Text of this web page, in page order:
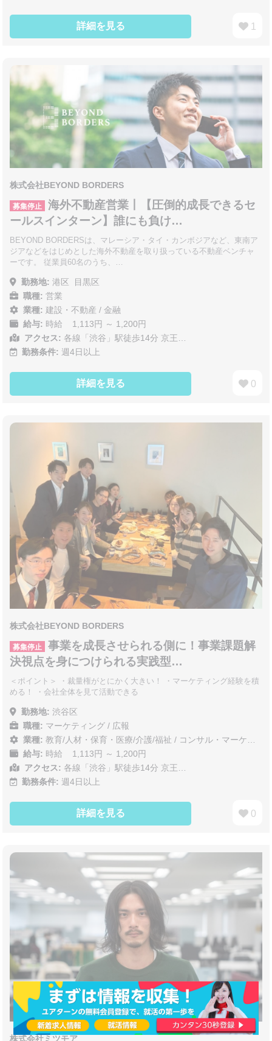
詳細を見る 1
株式会社BEYOND BORDERS
募集停止
海外不動産営業丨【圧倒的成長できるセ
ールスインターン】誰にも負け…
BEYOND BORDERSは、マレーシア・タイ・カンボジアなど、東南ア
ジアなどをはじめとした海外不動産を取り扱っている不動産ベンチャ
ーです。 従業員60名のうち、…
勤務地: 港区
目黒区
職種: 営業
業種: 建設・不動産 /金融
給与: 時給 1,113円 ～ 1,200円
アクセス: 各線「渋谷」駅徒歩14分 京王…
勤務条件: 週4日以上
詳細を見る 0
株式会社BEYOND BORDERS
募集停止
事業を成長させられる側に！事業課題解
決視点を身につけられる実践型…
＜ポイント＞ ・裁量権がとにかく大きい！ ・マーケティング経験を積
める！ ・会社全体を見て活動できる
勤務地: 渋谷区
職種: マーケティング / 広報
業種: 教育/人材・保育・医療/介護/福祉 / コンサル・マーケティング
給与: 時給 1,113円 ～ 1,200円
アクセス: 各線「渋谷」駅徒歩14分 京王…
勤務条件: 週4日以上
詳細を見る 0
株式会社ミツモア